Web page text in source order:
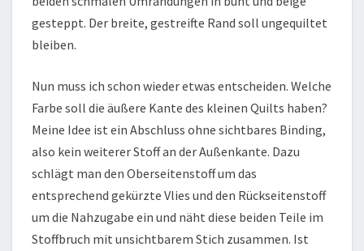
gesteppt. Der breite, gestreifte Rand soll ungequiltet
bleiben.
Nun muss ich schon wieder etwas entscheiden. Welche
Farbe soll die äußere Kante des kleinen Quilts haben?
Meine Idee ist ein Abschluss ohne sichtbares Binding,
also kein weiterer Stoff an der Außenkante. Dazu
schlägt man den Oberseitenstoff um das
entsprechend gekürzte Vlies und den Rückseitenstoff
um die Nahzugabe ein und näht diese beiden Teile im
Stoffbruch mit unsichtbarem Stich zusammen. Ist